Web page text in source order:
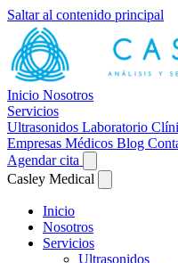
Saltar al contenido principal
Inicio Nosotros
Servicios
Ultrasonidos Laboratorio
Empresas Médicos Blog
Agendar cita
Casley Medical
Inicio
Nosotros
Servicios
Ultrasonidos